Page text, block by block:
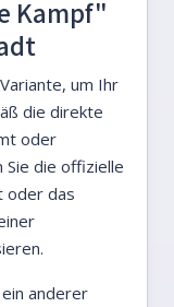
Kampf"
um Ihr
die direkte
oder
Sie die offizielle
oder das
anderer